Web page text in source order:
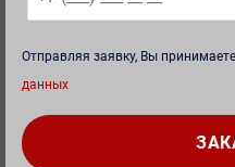
Отправляя заявку, Вы
данных